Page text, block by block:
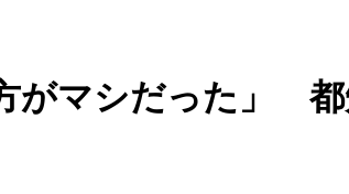
がマシだった」